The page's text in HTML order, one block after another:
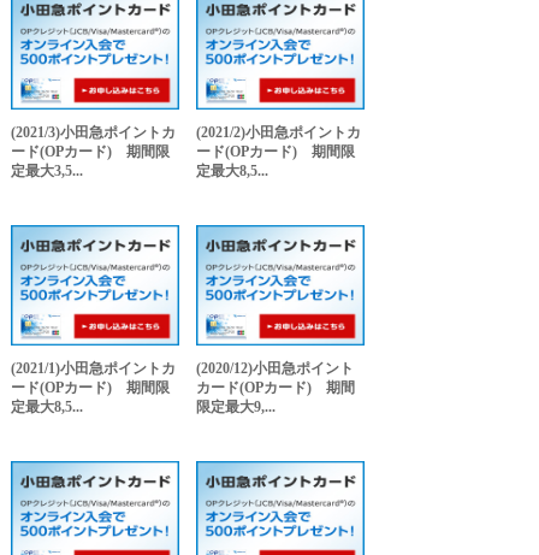
(2021/3)小田急ポイントカ
ード(OPカード) 期間限
定最大3,5...
(2021/2)小田急ポイントカ
ード(OPカード) 期間限
定最大8,5...
(2021/1)小田急ポイントカ
ード(OPカード) 期間限
定最大8,5...
(2020/12)小田急ポイント
カード(OPカード) 期間
限定最大9,...